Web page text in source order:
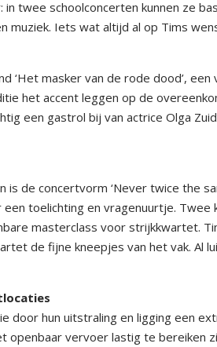
twee schoolconcerten kunnen ze
muziek. Iets wat altijd al op Tims
‘Het masker van de rode dood’, een
het accent leggen op de
een gastrol bij van actrice Olga
is de concertvorm ‘Never twice the
toelichting en vragenuurtje. Twee
masterclass voor strijkkwartet.
de fijne kneepjes van het vak. Al
door hun uitstraling en ligging een
vervoer lastig te bereiken